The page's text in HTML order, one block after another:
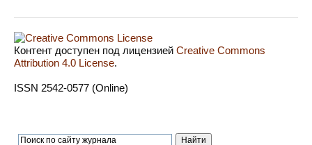
Контент доступен под лицензией Creative Commons
Attribution 4.0 License.
ISSN 2542-0577 (Online)